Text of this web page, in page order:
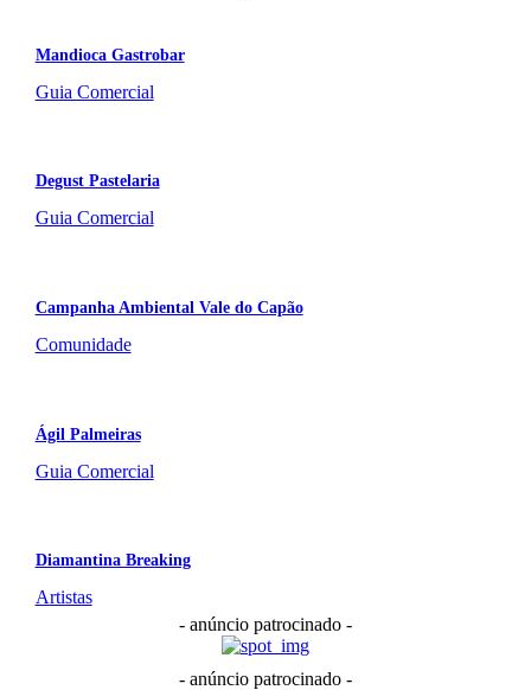
Mandioca Gastrobar
Guia Comercial
Degust Pastelaria
Guia Comercial
Campanha Ambiental Vale do Capão
Comunidade
Ágil Palmeiras
Guia Comercial
Diamantina Breaking
Artistas
- anúncio patrocinado -
- anúncio patrocinado -